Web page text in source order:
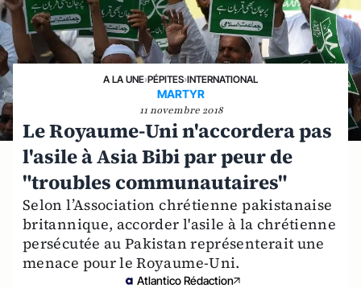
A LA UNE›PÉPITES›INTERNATIONAL
MARTYR
11 novembre 2018
Le Royaume-Uni n'accordera pas
l'asile à Asia Bibi par peur de
"troubles communautaires"
Selon l’Association chrétienne pakistanaise
britannique, accorder l'asile à la chrétienne
persécutée au Pakistan représenterait une
menace pour le Royaume-Uni.
Atlantico Rédaction